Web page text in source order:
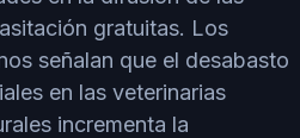
gratuitas. Los
señalan que el desabasto
en las veterinarias
incrementa la